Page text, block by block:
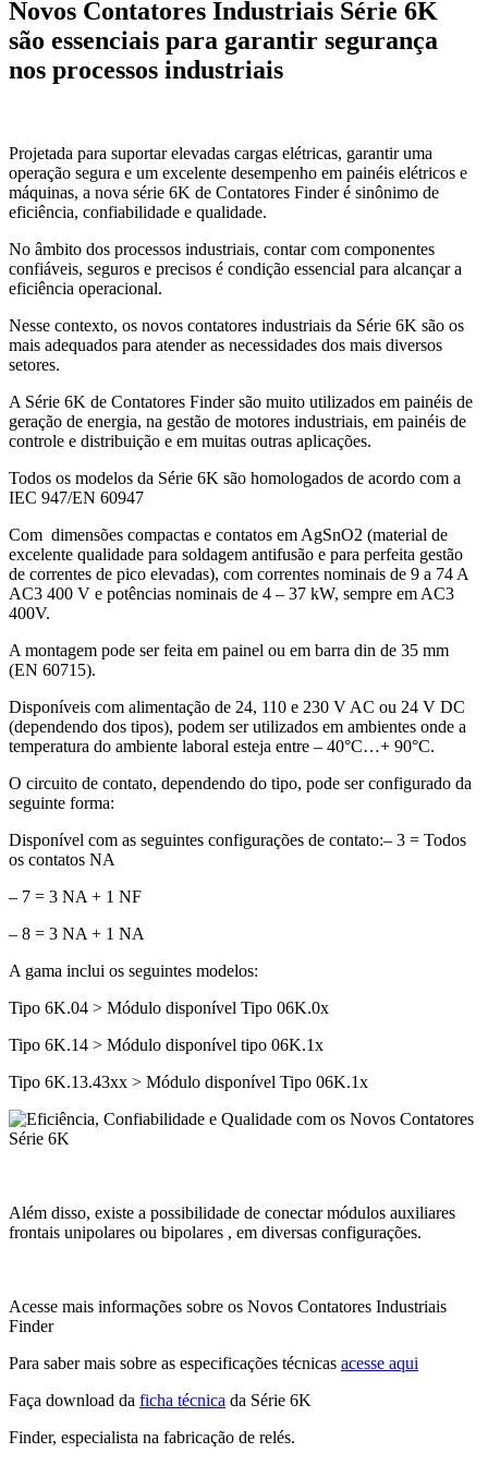
Novos Contatores Industriais Série 6K
são essenciais para garantir segurança
nos processos industriais
Projetada para suportar elevadas cargas elétricas, garantir uma
operação segura e um excelente desempenho em painéis elétricos e
máquinas, a nova série 6K de Contatores Finder é sinônimo de
eficiência, confiabilidade e qualidade.
No âmbito dos processos industriais, contar com componentes
confiáveis, seguros e precisos é condição essencial para alcançar a
eficiência operacional.
Nesse contexto, os novos contatores industriais da Série 6K são os
mais adequados para atender as necessidades dos mais diversos
setores.
A Série 6K de Contatores Finder são muito utilizados em painéis de
geração de energia, na gestão de motores industriais, em painéis de
controle e distribuição e em muitas outras aplicações.
Todos os modelos da Série 6K são homologados de acordo com a
IEC 947/EN 60947
Com dimensões compactas e contatos em AgSnO2 (material de
excelente qualidade para soldagem antifusão e para perfeita gestão
de correntes de pico elevadas), com correntes nominais de 9 a 74 A
AC3 400 V e potências nominais de 4 – 37 kW, sempre em AC3
400V.
A montagem pode ser feita em painel ou em barra din de 35 mm
(EN 60715).
Disponíveis com alimentação de 24, 110 e 230 V AC ou 24 V DC
(dependendo dos tipos), podem ser utilizados em ambientes onde a
temperatura do ambiente laboral esteja entre – 40°C…+ 90°C.
O circuito de contato, dependendo do tipo, pode ser configurado da
seguinte forma:
Disponível com as seguintes configurações de contato:– 3 = Todos
os contatos NA
– 7 = 3 NA + 1 NF
– 8 = 3 NA + 1 NA
A gama inclui os seguintes modelos:
Tipo 6K.04 > Módulo disponível Tipo 06K.0x
Tipo 6K.14 > Módulo disponível tipo 06K.1x
Tipo 6K.13.43xx > Módulo disponível Tipo 06K.1x
Além disso, existe a possibilidade de conectar módulos auxiliares
frontais unipolares ou bipolares , em diversas configurações.
Acesse mais informações sobre os Novos Contatores Industriais
Finder
Para saber mais sobre as especificações técnicas acesse aqui
Faça download da ficha técnica da Série 6K
Finder, especialista na fabricação de relés.